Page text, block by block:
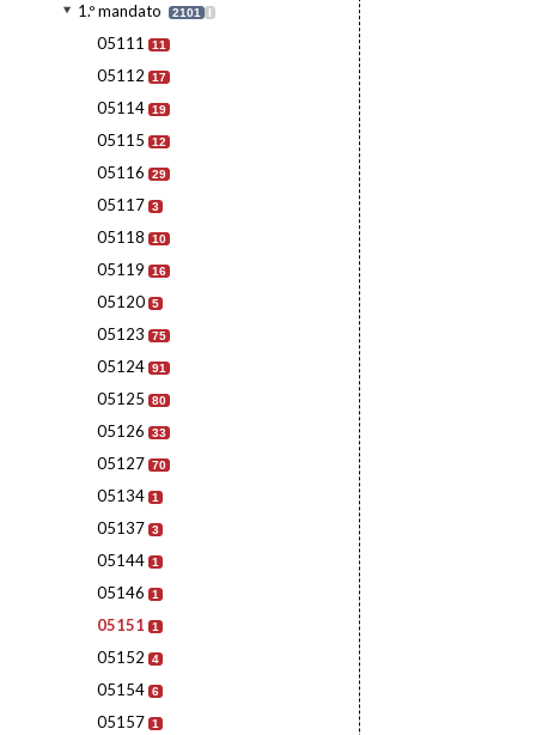
1.º mandato 2101 I
05111 11
05112 17
05114 19
05115 12
05116 29
05117 3
05118 10
05119 16
05120 5
05123 75
05124 91
05125 80
05126 33
05127 70
05134 1
05137 3
05144 1
05146 1
05151 1
05152 4
05154 6
05157 1